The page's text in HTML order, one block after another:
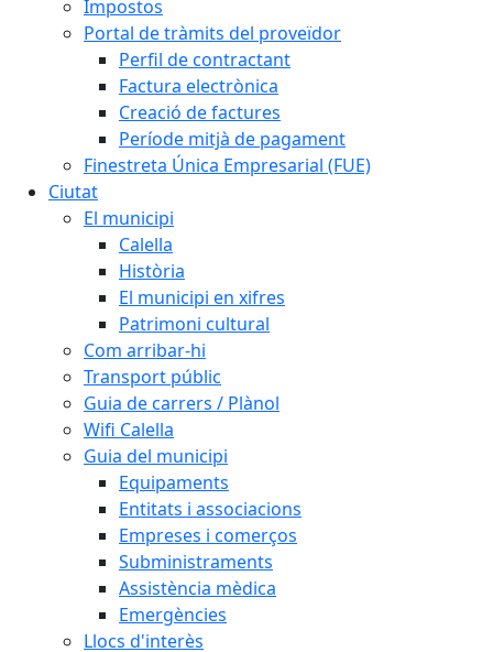
Impostos
Portal de tràmits del proveïdor
Perfil de contractant
Factura electrònica
Creació de factures
Període mitjà de pagament
Finestreta Única Empresarial (FUE)
Ciutat
El municipi
Calella
Història
El municipi en xifres
Patrimoni cultural
Com arribar-hi
Transport públic
Guia de carrers / Plànol
Wifi Calella
Guia del municipi
Equipaments
Entitats i associacions
Empreses i comerços
Subministraments
Assistència mèdica
Emergències
Llocs d'interès